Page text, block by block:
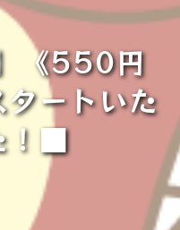
《550円
ートいた
！■